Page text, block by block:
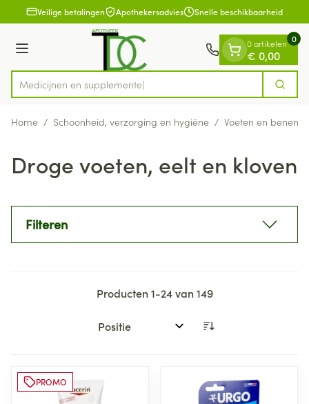
Ga naar de inhoud
1 van 1Veilige betalingen Apothekersadvies Snelle beschikbaarheid
Menu
Product, merk, categorie...
Medicij Zoek
0 artikelen
€ 0,00
0
Home / Schoonheid, verzorging en hygiëne / Voeten en benen
Droge voeten, eelt en kloven
Filteren
Producten1-24van149
Sorteer op:
PROMO